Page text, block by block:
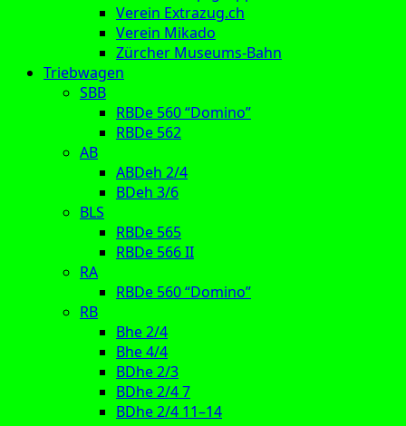
Verein Extrazug.ch
Verein Mikado
Zürcher Museums-Bahn
Triebwagen
SBB
RBDe 560 “Domino”
RBDe 562
AB
ABDeh 2/4
BDeh 3/6
BLS
RBDe 565
RBDe 566 II
RA
RBDe 560 “Domino”
RB
Bhe 2/4
Bhe 4/4
BDhe 2/3
BDhe 2/4 7
BDhe 2/4 11–14